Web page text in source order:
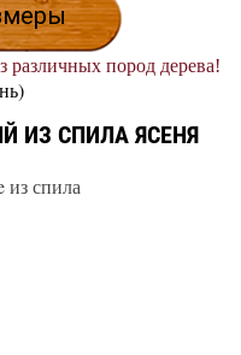
пород дерева!
ИЗ СПИЛА ЯСЕНЯ
из спила